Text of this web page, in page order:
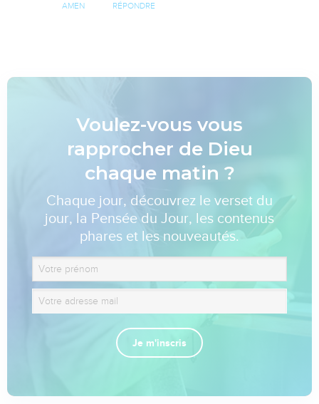
AMEN RÉPONDRE
Voulez-vous vous
rapprocher de Dieu
chaque matin ?
Chaque jour, découvrez le verset du
jour, la Pensée du Jour, les contenus
phares et les nouveautés.
Je m'inscris